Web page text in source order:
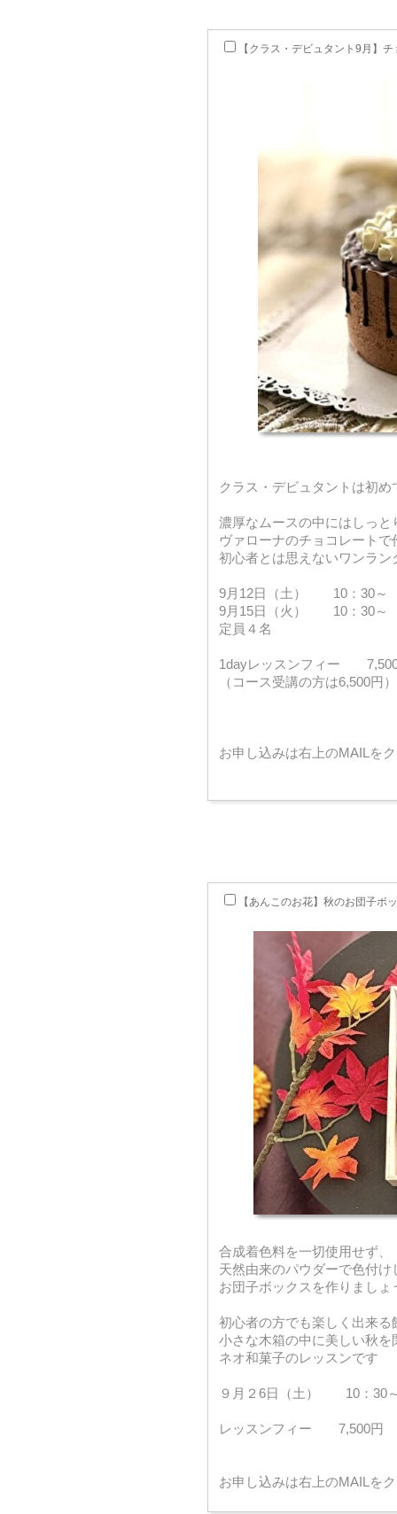
【クラス・デビュタント9月】
クラス・デビュタントは初
濃厚なムースの中にはしっ
ヴァローナのチョコレート
初心者とは思えないワンラ
9月12日（土） 10：30～
9月15日（火） 10：30～
定員４名
1dayレッスンフィー
（コース受講の方は6,500円）
お申し込みは右上のMAILを
【あんこのお花】秋のお団子ボ
合成着色料を一切使用せず、
天然由来のパウダーで色付
お団子ボックスを作りましょ
初心者の方でも楽しく出来る
小さな木箱の中に美しい秋を
ネオ和菓子のレッスンです
９月２6日（土） 10：
レッスンフィー 7,500円
お申し込みは右上のMAILを